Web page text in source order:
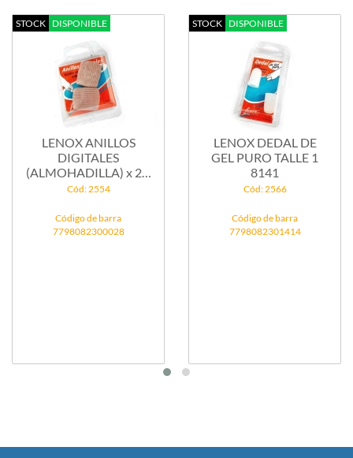
STOCK DISPONIBLE
LENOX DEDAL DE
GEL PURO TALLE 1
8141
Cód: 2566
Código de barra
7798082301414
STOCK DISPONIBLE
LENOX CORRECTOR
JUANETE
NOCTURNO CON
GEL CHICO ...
Cód: 2564
Código de barra
7798082300509